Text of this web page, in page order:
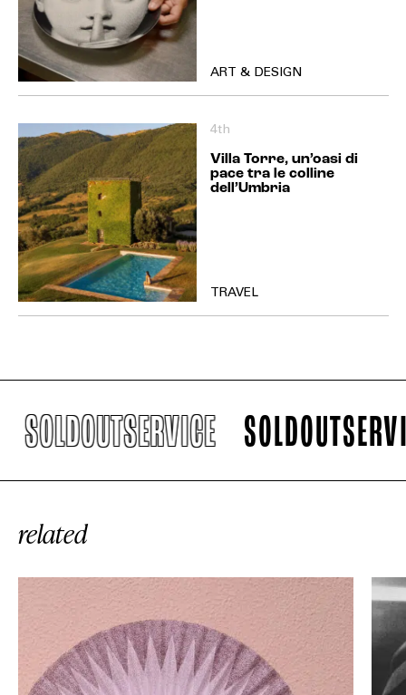
ART & DESIGN
4th
Villa Torre, un’oasi di
pace tra le colline
dell’Umbria
TRAVEL
SOLDOUTSERVICE
related